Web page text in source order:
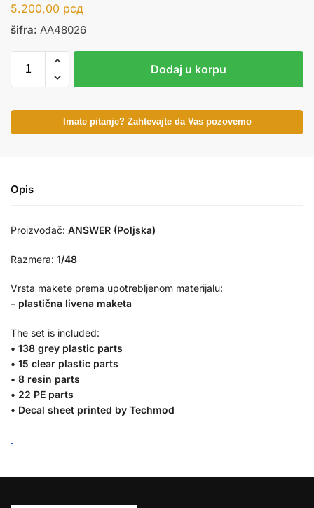
5.200,00 рсд
šifra: AA48026
Dodaj u korpu
Imate pitanje? Zahtevajte da Vas pozovemo
Opis
Proizvođač: ANSWER (Poljska)
Razmera: 1/48
Vrsta makete prema upotrebljenom materijalu:
– plastična livena maketa
The set is included:
• 138 grey plastic parts
• 15 clear plastic parts
• 8 resin parts
• 22 PE parts
• Decal sheet printed by Techmod